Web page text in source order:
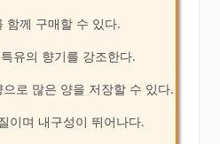
함께 구매할 수 있다.
유의 향기를 강조한다.
로 많은 양을 저장할 수 있다.
이며 내구성이 뛰어나다.